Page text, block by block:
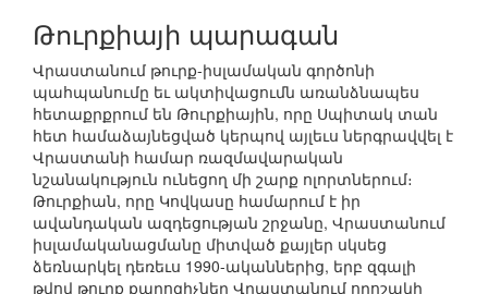
Թուրքիայի պարագան
Վրաստանում թուրք-իսլամական գործոնի
պահպանումը եւ ակտիվացումն առանձնապես
հետաքրքրում են Թուրքիային, որը Սպիտակ տան
հետ համաձայնեցված կերպով այլեւս ներգրավվել է
Վրաստանի համար ռազմավարական
նշանակություն ունեցող մի շարք ոլորտներում։
Թուրքիան, որը Կովկասը համարում է իր
ավանդական ազդեցության շրջանը, Վրաստանում
իսլամականացմանը միտված քայլեր սկսեց
ձեռնարկել դեռեւս 1990-ականներից, երբ զգալի
թվով թուրք քարոզիչներ Վրաստանում որոշակի